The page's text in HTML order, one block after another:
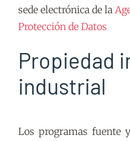
sede electrónica de la
Protección de Datos
Propiedad
industrial
Los programas fuente